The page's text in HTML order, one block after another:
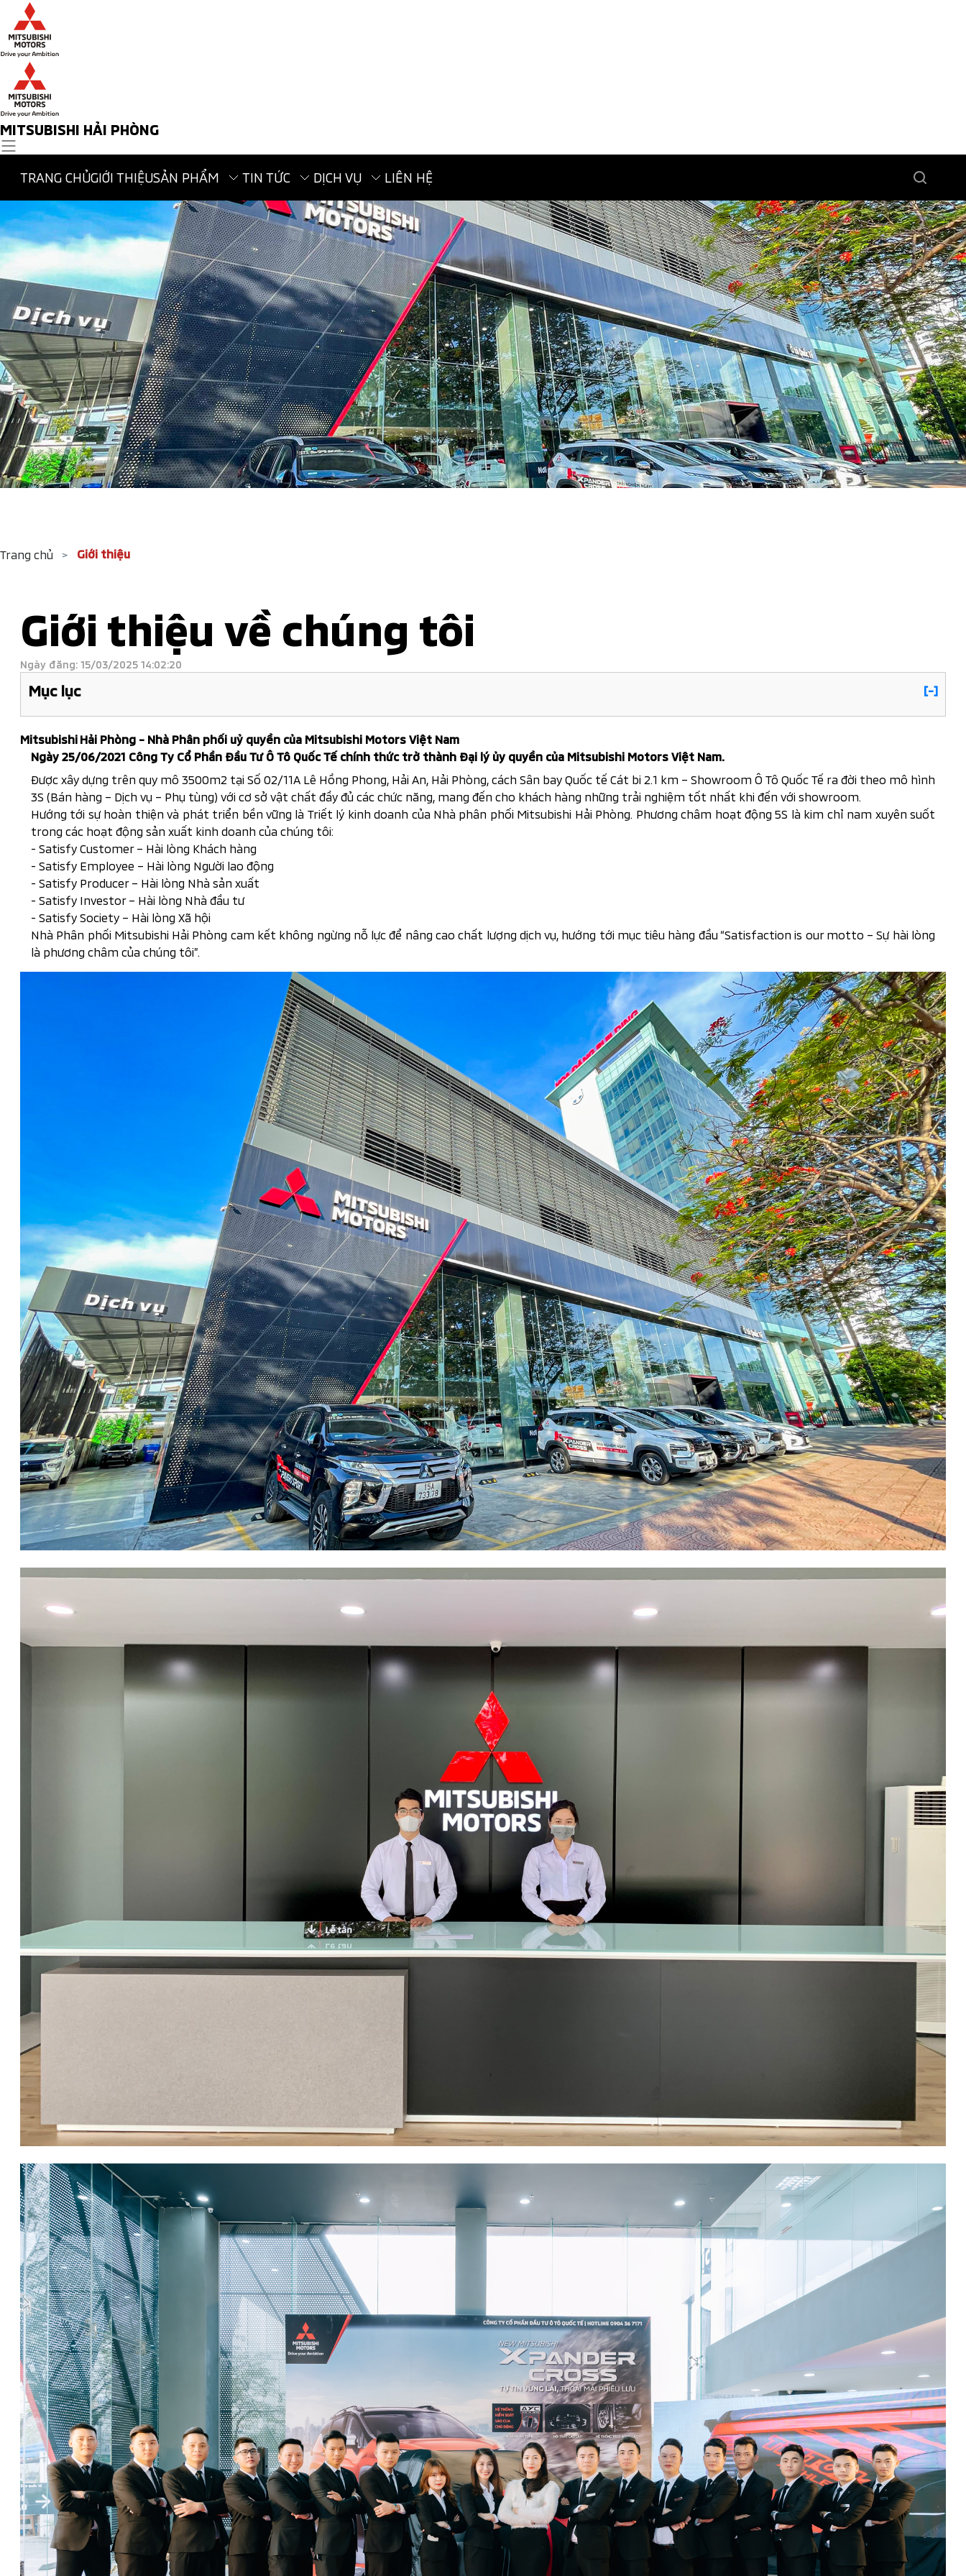
MITSUBISHI HẢI PHÒNG
TRANG CHỦGIỚI THIỆUSẢN PHẨM TIN TỨC DỊCH VỤ LIÊN HỆ
Trang chủ > Giới thiệu
Giới thiệu về chúng tôi
Ngày đăng: 15/03/2025 14:02:20
Mục lục [-]
Mitsubishi Hải Phòng - Nhà Phân phối uỷ quyền của Mitsubishi Motors Việt Nam
Ngày 25/06/2021 Công Ty Cổ Phần Đầu Tư Ô Tô Quốc Tế chính thức trở thành Đại lý ủy quyền của Mitsubishi Motors Việt Nam.
Được xây dựng trên quy mô 3500m2 tại Số 02/11A Lê Hồng Phong, Hải An, Hải Phòng, cách Sân bay Quốc tế Cát bi 2.1 km – Showroom Ô Tô Quốc Tế ra đời theo mô hình
3S (Bán hàng – Dịch vụ – Phụ tùng) với cơ sở vật chất đầy đủ các chức năng, mang đến cho khách hàng những trải nghiệm tốt nhất khi đến với showroom.
Hướng tới sự hoàn thiện và phát triển bền vững là Triết lý kinh doanh của Nhà phân phối Mitsubishi Hải Phòng. Phương châm hoạt động 5S là kim chỉ nam xuyên suốt
trong các hoạt động sản xuất kinh doanh của chúng tôi:
- Satisfy Customer – Hài lòng Khách hàng
- Satisfy Employee – Hài lòng Người lao động
- Satisfy Producer – Hài lòng Nhà sản xuất
- Satisfy Investor – Hài lòng Nhà đầu tư
- Satisfy Society – Hài lòng Xã hội
Nhà Phân phối Mitsubishi Hải Phòng cam kết không ngừng nỗ lực để nâng cao chất lượng dịch vụ, hướng tới mục tiêu hàng đầu “Satisfaction is our motto – Sự hài lòng
là phương châm của chúng tôi”.